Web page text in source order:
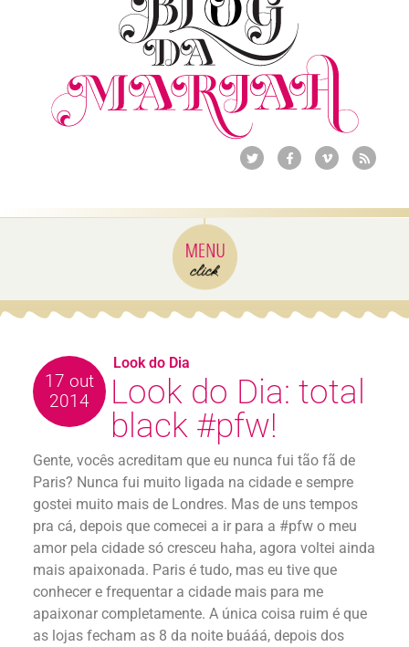
17 out
2014
Look do Dia: total
black #pfw!
Gente, vocês acreditam que eu nunca fui tão fã de
Paris? Nunca fui muito ligada na cidade e sempre
gostei muito mais de Londres. Mas de uns tempos
pra cá, depois que comecei a ir para a #pfw o meu
amor pela cidade só cresceu haha, agora voltei ainda
mais apaixonada. Paris é tudo, mas eu tive que
conhecer e frequentar a cidade mais para me
apaixonar completamente. A única coisa ruim é que
as lojas fecham as 8 da noite buááá, depois dos
Look do Dia